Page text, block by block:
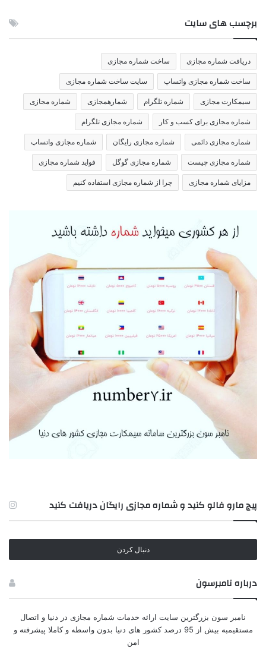
برچسب های سایت
دریافت شماره مجازی ساخت شماره مجازی
ساخت شماره مجازی واتساپ سایت ساخت شماره مجازی
سیمکارت مجازی شماره تلگرام شمارهمجازی شماره مجازی
شماره مجازی برای کسب و کار شماره مجازی تلگرام
شماره مجازی دائمی شماره مجازی رایگان شماره مجازی واتساپ
شماره مجازی چیست شماره مجازی گوگل فواید شماره مجازی
مزایای شماره مجازی چرا از شماره مجازی استفاده کنیم
پیج مارو فالو کنید و شماره مجازی رایگان دریافت کنید
دنبال کردن
درباره‌ نامبرسون
نامبر سون بزرگترین سایت ارائه خدمات شماره مجازی در دنیا و اتصال
مستقیمبه بیش از 95 درصد کشور های دنیا بدون واسطه و کاملا پیشرفته و
امن